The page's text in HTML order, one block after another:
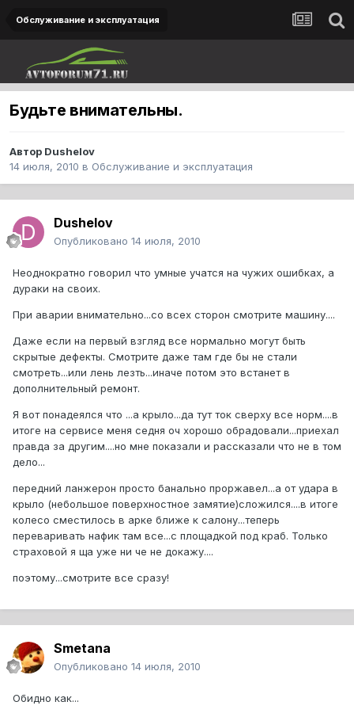
Обслуживание и эксплуатация
Будьте внимательны.
Автор Dushelov
14 июля, 2010 в Обслуживание и эксплуатация
Dushelov
Опубликовано 14 июля, 2010
Неоднократно говорил что умные учатся на чужих ошибках, а
дураки на своих.
При аварии внимательно...со всех сторон смотрите машину....
Даже если на первый взгляд все нормально могут быть
скрытые дефекты. Смотрите даже там где бы не стали
смотреть...или лень лезть...иначе потом это встанет в
дополнительный ремонт.
Я вот понадеялся что ...а крыло...да тут ток сверху все норм....в
итоге на сервисе меня седня оч хорошо обрадовали...приехал
правда за другим....но мне показали и рассказали что не в том
дело...
передний ланжерон просто банально проржавел...а от удара в
крыло (небольшое поверхностное замятие)сложился....в итоге
колесо сместилось в арке ближе к салону...теперь
переваривать нафик там все...с площадкой под краб. Только
страховой я ща уже ни че не докажу....
поэтому...смотрите все сразу!
Smetana
Опубликовано 14 июля, 2010
Обидно как...